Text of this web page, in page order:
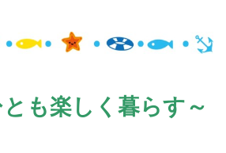
も楽しく暮らす～